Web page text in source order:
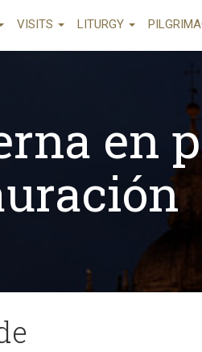
VISITS LITURGY
en